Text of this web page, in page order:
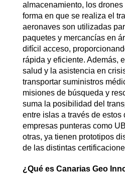
almacenamiento, los
forma en que se realiza el
aeronaves son utilizadas
paquetes y mercancías en
difícil acceso,
rápida y eficiente. Además,
salud y la asistencia en
transportar suministros
misiones de búsqueda y
suma la posibilidad del
entre islas a través de estos
empresas punteras como
otras, ya tienen prototipos
de las distintas
¿Qué es Canarias Geo